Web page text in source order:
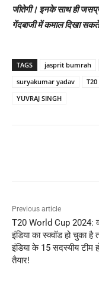
जीतेगी। इनके साथ ही
गेंदबाजी में कमाल दिखा
TAGS jasprit bumrah
suryakumar yadav
YUVRAJ SINGH
Previous article
T20 World Cup 2024:
इंडिया का स्क्वॉड हो चुका है
इंडिया के 15 सदस्यीय टीम
तैयार!